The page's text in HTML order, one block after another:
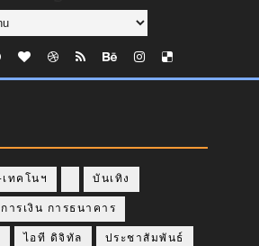
ทคโนฯ บันเทิง
การเงิน การธนาคาร
ไอที ดิจิทัล ประชาสัมพันธ์